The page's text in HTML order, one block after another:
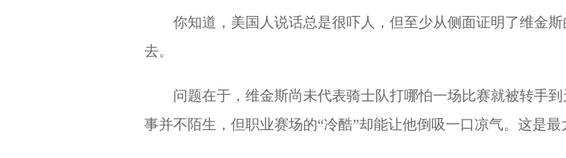
你知道，美国人说话总是很吓人，但至少从侧面证明了维金
去。
问题在于，维金斯尚未代表骑士队打哪怕一场比赛就被转手
事并不陌生，但职业赛场的“冷酷”却能让他倒吸一口凉气。这是最